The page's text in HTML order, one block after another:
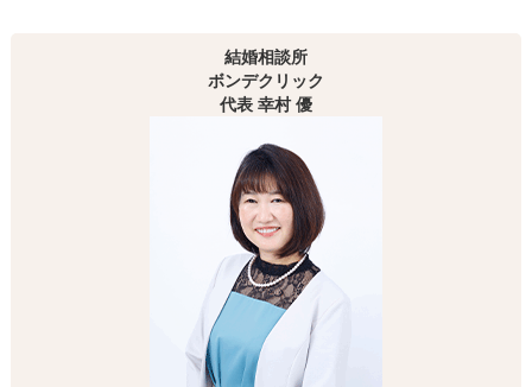
結婚相談所
ボンデクリック
代表 幸村 優